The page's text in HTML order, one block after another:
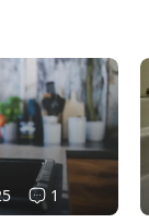
1